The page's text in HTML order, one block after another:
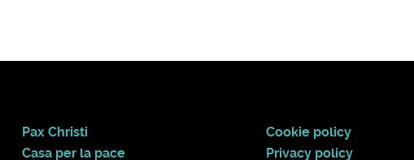
Pax Christi
Casa per la pace
Cookie policy
Privacy policy